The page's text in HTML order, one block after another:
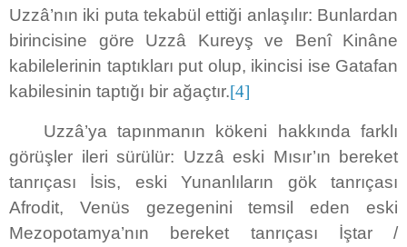
Uzzâ’nın iki puta tekabül ettiği anlaşılır: Bunlardan
birincisine göre Uzzâ Kureyş ve Benî Kinâne
kabilelerinin taptıkları put olup, ikincisi ise Gatafan
kabilesinin taptığı bir ağaçtır.[4]
Uzzâ’ya tapınmanın kökeni hakkında farklı
görüşler ileri sürülür: Uzzâ eski Mısır’ın bereket
tanrıçası İsis, eski Yunanlıların gök tanrıçası
Afrodit, Venüs gezegenini temsil eden eski
Mezopotamya’nın bereket tanrıçası İştar /